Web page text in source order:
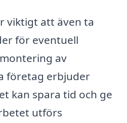
viktigt att även ta
för eventuell
av
företag erbjuder
kan spara tid och ge
utförs